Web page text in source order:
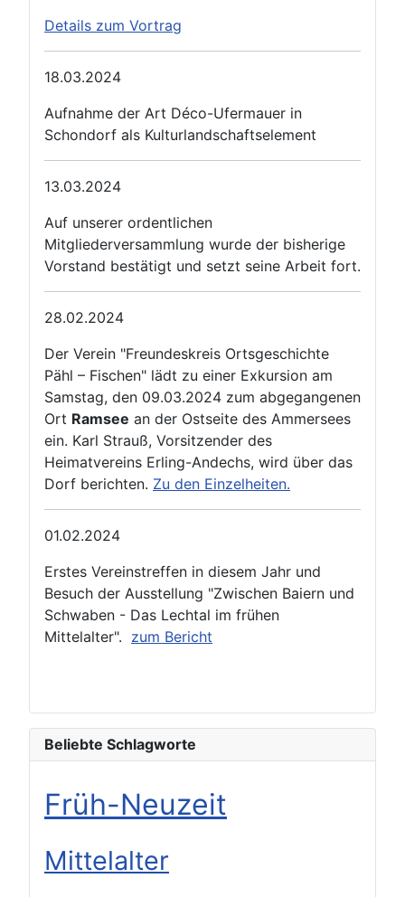
Details zum Vortrag
18.03.2024
Aufnahme der Art Déco-Ufermauer in
Schondorf als Kulturlandschaftselement
13.03.2024
Auf unserer ordentlichen
Mitgliederversammlung wurde der bisherige
Vorstand bestätigt und setzt seine Arbeit fort.
28.02.2024
Der Verein "Freundeskreis Ortsgeschichte
Pähl – Fischen" lädt zu einer Exkursion am
Samstag, den 09.03.2024 zum abgegangenen
Ort Ramsee an der Ostseite des Ammersees
ein. Karl Strauß, Vorsitzender des
Heimatvereins Erling-Andechs, wird über das
Dorf berichten. Zu den Einzelheiten.
01.02.2024
Erstes Vereinstreffen in diesem Jahr und
Besuch der Ausstellung "Zwischen Baiern und
Schwaben - Das Lechtal im frühen
Mittelalter". zum Bericht
Beliebte Schlagworte
Früh-Neuzeit
Mittelalter